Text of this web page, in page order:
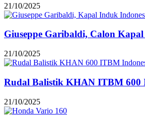
21/10/2025
Giuseppe Garibaldi, Calon
21/10/2025
Rudal Balistik KHAN ITBM 600
21/10/2025